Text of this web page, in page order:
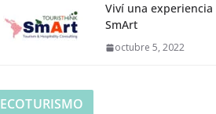
Viví una experiencia
SmArt
octubre 5, 2022
ECOTURISMO